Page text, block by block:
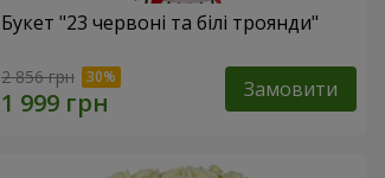
Букет "23 червоні та білі троянди"
2 856 грн Замовити